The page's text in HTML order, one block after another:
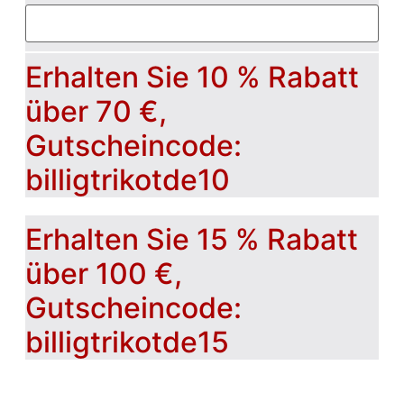
Erhalten Sie 10 % Rabatt
über 70 €,
Gutscheincode:
billigtrikotde10
Erhalten Sie 15 % Rabatt
über 100 €,
Gutscheincode:
billigtrikotde15